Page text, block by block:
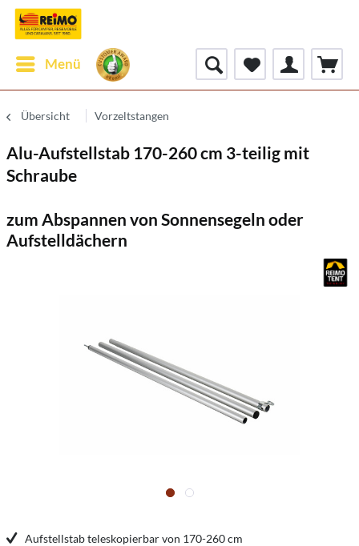
Menü
Übersicht Vorzeltstangen
Alu-Aufstellstab 170-260 cm 3-teilig mit
Schraube
zum Abspannen von Sonnensegeln oder
Aufstelldächern
Aufstellstab teleskopierbar von 170-260 cm